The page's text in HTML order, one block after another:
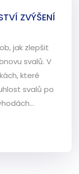
ZVÝŠENÍ
jak zlepšit
svalů. V
které
svalů po
stav.